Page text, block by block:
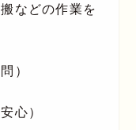
などの作業を
）
心）